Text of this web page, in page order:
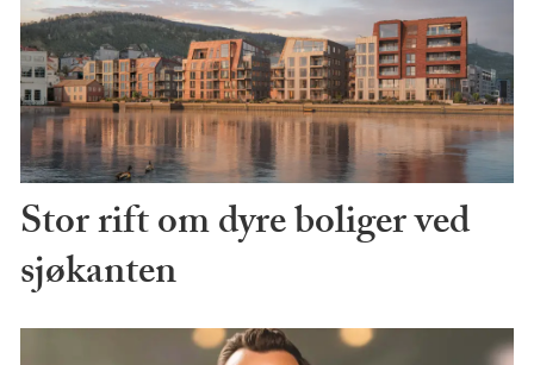
Stor rift om dyre boliger ved
sjøkanten